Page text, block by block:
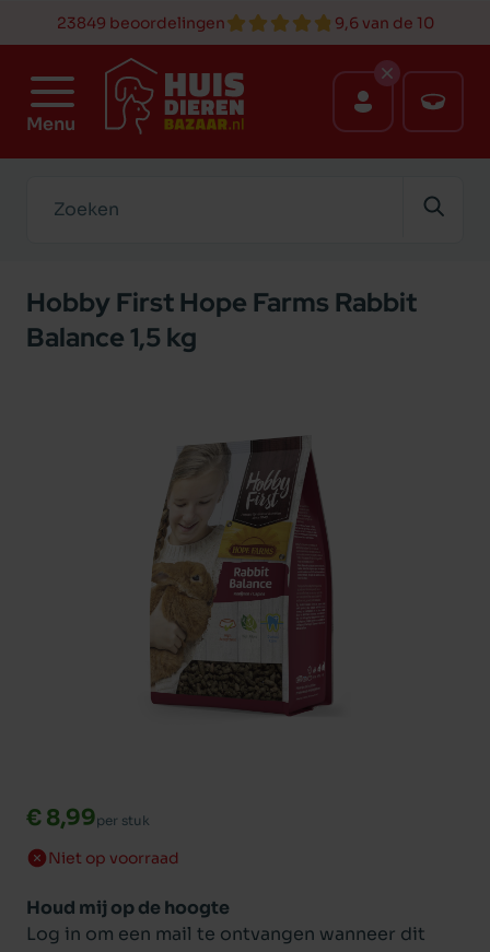
23849 beoordelingen 9,6 van de 10
Menu
Hobby First Hope Farms Rabbit
Balance 1,5 kg
€ 8,99per stuk
Niet op voorraad
Houd mij op de hoogte
Log in om een mail te ontvangen wanneer dit